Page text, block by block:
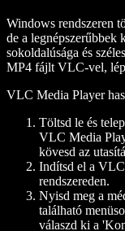
Windows rendszeren
de a
sokoldalúsága és
MP4 fájlt VLC-vel,
VLC Media Player
Töltsd le és
VLC Media
kövesd az
Indítsd el a
rendszereden.
Nyisd meg a
található
válaszd ki a